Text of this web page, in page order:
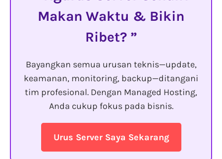
Makan Waktu & Bikin
Ribet?
Bayangkan semua urusan teknis—update,
keamanan, monitoring, backup—ditangani
tim profesional. Dengan Managed Hosting,
Anda cukup fokus pada bisnis.
Urus Server Saya Sekarang